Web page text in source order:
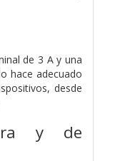
de 3 A y una
hace adecuado
desde
y de